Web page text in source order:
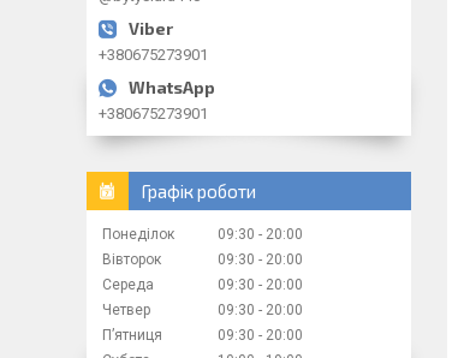
+380675273901
+380675273901
Графік роботи
Понеділок 09:30
20:00
Вівторок
09:30
20:00
Середа
09:30
20:00
Четвер
09:30
20:00
Пʼятниця
09:30
20:00